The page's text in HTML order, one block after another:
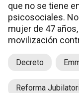
que no se tiene
psicosociales.
mujer de 47
movilización
Decreto
Reforma